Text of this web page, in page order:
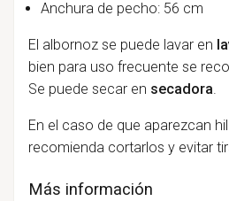
Anchura de pecho: 56 cm
El albornoz se puede lavar en
bien para uso frecuente se
Se puede secar en secadora.
En el caso de que aparezcan
recomienda cortarlos y evitar
Más información